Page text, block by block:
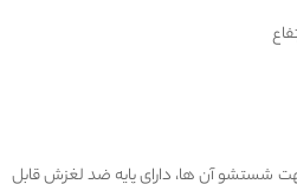
شستشو آن ها، دارای پایه ضد لغزش قابل